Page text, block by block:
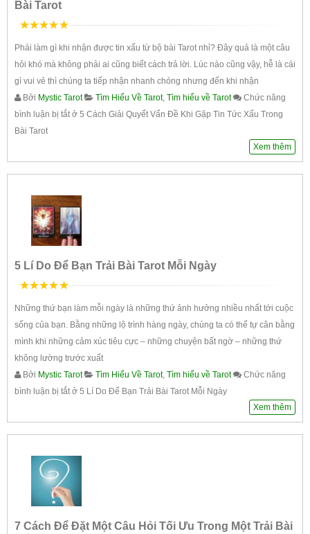
Bài Tarot
Phải làm gì khi nhận được tin xấu từ bộ bài Tarot nhỉ? Đây quả là một câu
hỏi khó mà không phải ai cũng biết cách trả lời. Lúc nào cũng vậy, hễ là cái
gì vui vẻ thì chúng ta tiếp nhận nhanh chóng nhưng đến khi nhận
Bởi Mystic Tarot Tìm Hiểu Về Tarot, Tìm hiểu về Tarot
Chức năng
bình luận bị tắtở 5 Cách Giải Quyết Vấn Đề Khi Gặp Tin Tức Xấu Trong
Bài Tarot
Xem thêm
5 Lí Do Để Bạn Trải Bài Tarot Mỗi Ngày
Những thứ bạn làm mỗi ngày là những thứ ảnh hưởng nhiều nhất tới cuộc
sống của bạn. Bằng những lộ trình hàng ngày, chúng ta có thể tự cân bằng
mình khi những cảm xúc tiêu cực – những chuyện bất ngờ – những thứ
không lường trước xuất
Bởi Mystic Tarot Tìm Hiểu Về Tarot, Tìm hiểu về Tarot
Chức năng
bình luận bị tắtở 5 Lí Do Để Bạn Trải Bài Tarot Mỗi Ngày
Xem thêm
7 Cách Để Đặt Một Câu Hỏi Tối Ưu Trong Một Trải Bài